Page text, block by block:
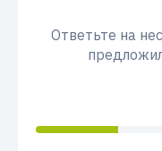
Ответьте на